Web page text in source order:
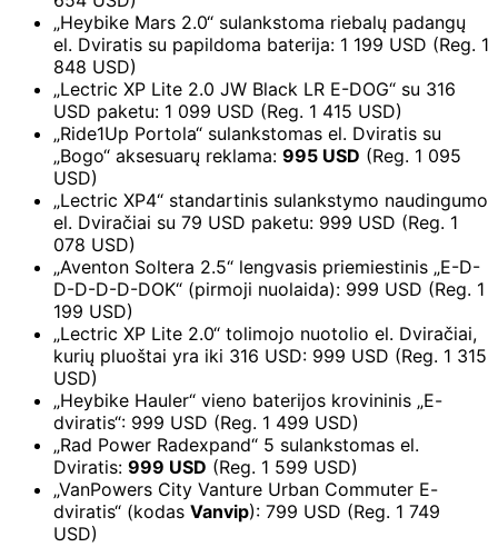
„Heybike Mars 2.0“ sulankstoma riebalų padangų
el. Dviratis su papildoma baterija: 1 199 USD (Reg. 1
848 USD)
„Lectric XP Lite 2.0 JW Black LR E-DOG“ su 316
USD paketu: 1 099 USD (Reg. 1 415 USD)
„Ride1Up Portola“ sulankstomas el. Dviratis su
„Bogo“ aksesuarų reklama: 995 USD (Reg. 1 095
USD)
„Lectric XP4“ standartinis sulankstymo naudingumo
el. Dviračiai su 79 USD paketu: 999 USD (Reg. 1
078 USD)
„Aventon Soltera 2.5“ lengvasis priemiestinis „E-D-
D-D-D-D-DOK“ (pirmoji nuolaida): 999 USD (Reg. 1
199 USD)
„Lectric XP Lite 2.0“ tolimojo nuotolio el. Dviračiai,
kurių pluoštai yra iki 316 USD: 999 USD (Reg. 1 315
USD)
„Heybike Hauler“ vieno baterijos krovininis „E-
dviratis“: 999 USD (Reg. 1 499 USD)
„Rad Power Radexpand“ 5 sulankstomas el.
Dviratis: 999 USD (Reg. 1 599 USD)
„VanPowers City Vanture Urban Commuter E-
dviratis“ (kodas Vanvip): 799 USD (Reg. 1 749
USD)